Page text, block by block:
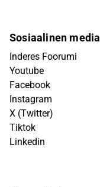
Sosiaalinen media
Inderes Foorumi
Youtube
Facebook
Instagram
X (Twitter)
Tiktok
Linkedin